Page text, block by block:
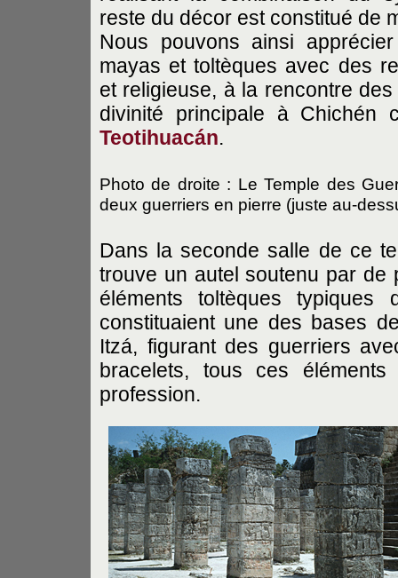
reste du décor est constitué de
Nous pouvons ainsi
mayas et toltèques avec des
et religieuse, à la rencontre
divinité principale à Chichén
Teotihuacán.
Photo de droite : Le Temple des
deux guerriers en pierre (juste au-
Dans la seconde salle de ce
trouve un autel soutenu par de
éléments toltèques
constituaient une des bases
Itzá, figurant des guerriers
bracelets, tous ces
profession.